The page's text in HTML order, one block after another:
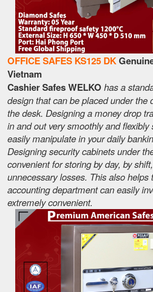
OFFICE SAFES KS125 DK
Vietnam
Cashier Safes WELKO has a
design that can be placed under the
the desk. Designing a money drop
in and out very smoothly and flexibly
easily manipulate in your daily
Designing security cabinets under
convenient for storing by day, by
unnecessary losses. This also helps
accounting department can easily
extremely convenient.